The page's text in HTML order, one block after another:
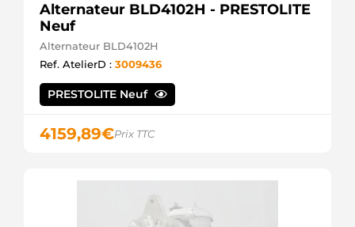
Alternateur BLD4102H - PRESTOLITE
Neuf
Alternateur BLD4102H
Ref. AtelierD : 3009436
PRESTOLITE Neuf
4159,89€Prix TTC